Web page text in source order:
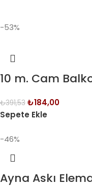
-53%
10 m. Cam
₺391,53 ₺184,00
Sepete Ekle
-46%
Ayna Askı